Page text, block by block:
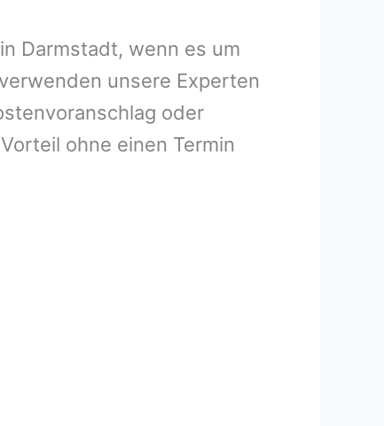
Darmstadt, wenn es um
unsere Experten
oder
ohne einen Termin